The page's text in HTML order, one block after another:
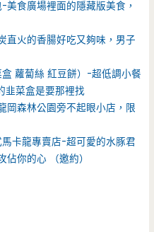
食廣場裡面的隱藏版美食，
直火的香腸好吃又夠味，男子
蘿蔔絲 紅豆餅）-超低調小餐
韭菜盒是要那裡找
岡森林公園旁不起眼小店，限
卡龍專賣店-超可愛的水豚君
你的心 （邀約）